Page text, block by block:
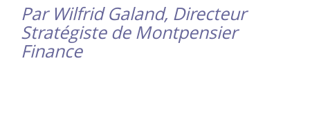
Par Wilfrid Galand, Directeur
Stratégiste de Montpensier
Finance